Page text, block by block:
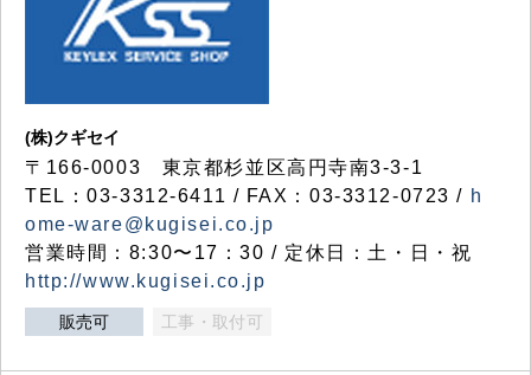
(株)クギセイ
〒166-0003 東京都杉並区高円寺南3-3-1
TEL：03-3312-6411 / FAX：03-3312-0723 / h
ome-ware@kugisei.co.jp
営業時間：8:30〜17：30 / 定休日：土・日・祝
http://www.kugisei.co.jp
販売可 工事・取付可